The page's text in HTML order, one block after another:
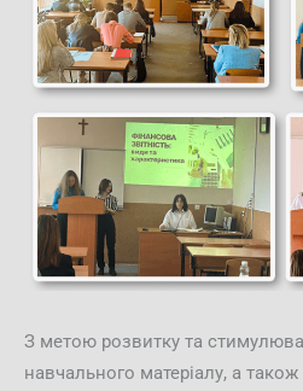
З метою розвитку та
навчального матеріалу, а також